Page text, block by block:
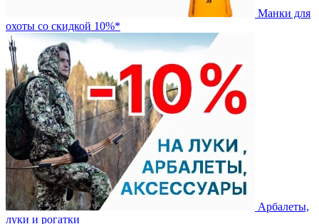
Манки для
охоты со скидкой 10%*
Арбалеты,
луки и рогатки